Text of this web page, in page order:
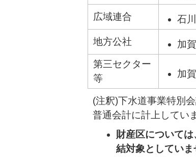
広域連合 石
地方公社
加
第三セクター
等
加
(注釈)下水道事業特別
普通会計に計上してい
財産区について
結対象としていま